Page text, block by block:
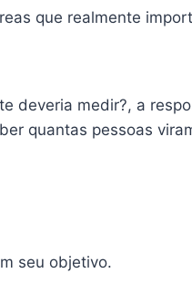
que realmente
deveria medir?, a
quantas pessoas
seu objetivo.